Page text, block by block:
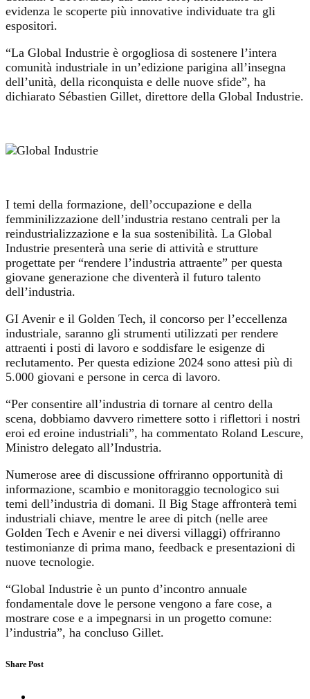
evidenza le scoperte più innovative individuate tra gli
espositori.
“La Global Industrie è orgogliosa di sostenere l’intera
comunità industriale in un’edizione parigina all’insegna
dell’unità, della riconquista e delle nuove sfide”, ha
dichiarato Sébastien Gillet, direttore della Global Industrie.
I temi della formazione, dell’occupazione e della
femminilizzazione dell’industria restano centrali per la
reindustrializzazione e la sua sostenibilità. La Global
Industrie presenterà una serie di attività e strutture
progettate per “rendere l’industria attraente” per questa
giovane generazione che diventerà il futuro talento
dell’industria.
GI Avenir e il Golden Tech, il concorso per l’eccellenza
industriale, saranno gli strumenti utilizzati per rendere
attraenti i posti di lavoro e soddisfare le esigenze di
reclutamento. Per questa edizione 2024 sono attesi più di
5.000 giovani e persone in cerca di lavoro.
“Per consentire all’industria di tornare al centro della
scena, dobbiamo davvero rimettere sotto i riflettori i nostri
eroi ed eroine industriali”, ha commentato Roland Lescure,
Ministro delegato all’Industria.
Numerose aree di discussione offriranno opportunità di
informazione, scambio e monitoraggio tecnologico sui
temi dell’industria di domani. Il Big Stage affronterà temi
industriali chiave, mentre le aree di pitch (nelle aree
Golden Tech e Avenir e nei diversi villaggi) offriranno
testimonianze di prima mano, feedback e presentazioni di
nuove tecnologie.
“Global Industrie è un punto d’incontro annuale
fondamentale dove le persone vengono a fare cose, a
mostrare cose e a impegnarsi in un progetto comune:
l’industria”, ha concluso Gillet.
Share Post